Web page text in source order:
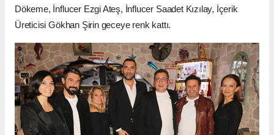
Dökeme, İnflucer Ezgi Ateş, İnflucer Saadet Kızılay, İçerik
Üreticisi Gökhan Şirin geceye renk kattı.